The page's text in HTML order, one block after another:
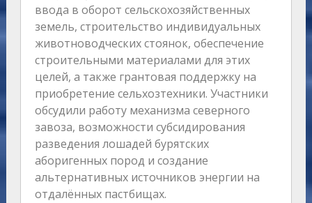
ввода в оборот сельскохозяйственных
земель, строительство индивидуальных
животноводческих стоянок, обеспечение
строительными материалами для этих
целей, а также грантовая поддержку на
приобретение сельхозтехники. Участники
обсудили работу механизма северного
завоза, возможности субсидирования
разведения лошадей бурятских
аборигенных пород и создание
альтернативных источников энергии на
отдалённых пастбищах.